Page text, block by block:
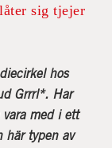
sig tjejer
hos
Grrrl*. Har
med i ett
här typen av